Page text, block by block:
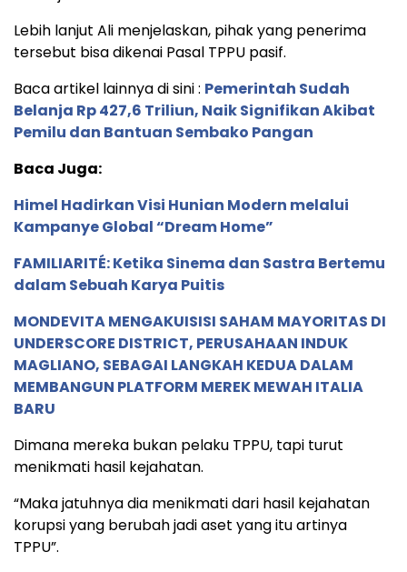
Lebih lanjut Ali menjelaskan, pihak yang penerima
tersebut bisa dikenai Pasal TPPU pasif.
Baca artikel lainnya di sini : Pemerintah Sudah
Belanja Rp 427,6 Triliun, Naik Signifikan Akibat
Pemilu dan Bantuan Sembako Pangan
Baca Juga:
Himel Hadirkan Visi Hunian Modern melalui
Kampanye Global “Dream Home”
FAMILIARITÉ: Ketika Sinema dan Sastra Bertemu
dalam Sebuah Karya Puitis
MONDEVITA MENGAKUISISI SAHAM MAYORITAS DI
UNDERSCORE DISTRICT, PERUSAHAAN INDUK
MAGLIANO, SEBAGAI LANGKAH KEDUA DALAM
MEMBANGUN PLATFORM MEREK MEWAH ITALIA
BARU
Dimana mereka bukan pelaku TPPU, tapi turut
menikmati hasil kejahatan.
“Maka jatuhnya dia menikmati dari hasil kejahatan
korupsi yang berubah jadi aset yang itu artinya
TPPU”.